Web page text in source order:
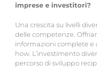
imprese e investitori?
Una crescita su livelli
delle competenze.
informazioni complete e
how. L’investimento
percorso di sviluppo